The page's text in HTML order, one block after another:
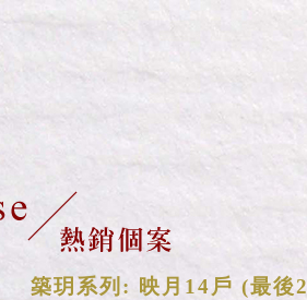
築玥系列: 映月14戶 (最後2